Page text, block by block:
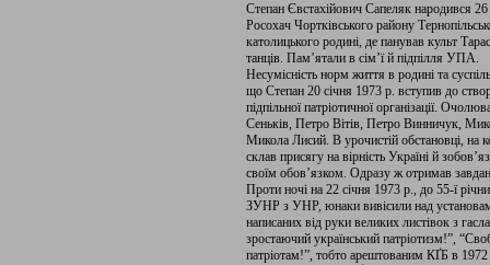
Степан Євстахійович Сапеляк народився
Росохач Чортківського району
католицького родині, де панував культ
танців. Пам’ятали в сім’ї й підпілля УПА.
Несумісність норм життя в родині та
що Степан 20 січня 1973 р. вступив до
підпільної патріотичної організації.
Сеньків, Петро Вітів, Петро Винничук,
Микола Лисий. В урочистій обстановці, на
склав присягу на вірність Україні й
своїм обов’язком. Одразу ж отримав
Проти ночі на 22 січня 1973 р., до 55-ї
ЗУНР з УНР, юнаки вивісили над
написаних від руки великих листівок з
зростаючий український патріотизм!”,
патріотам!”, тобто арештованим КҐБ в